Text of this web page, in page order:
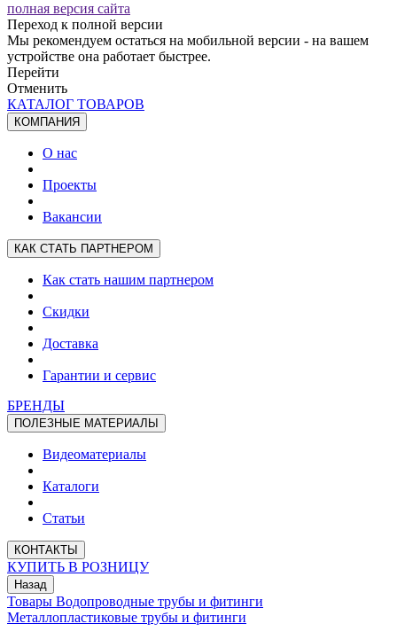
полная версия сайта
Переход к полной версии
Мы рекомендуем остаться на мобильной версии - на вашем
устройстве она работает быстрее.
Перейти
Отменить
КАТАЛОГ ТОВАРОВ
КОМПАНИЯ
О нас
Проекты
Вакансии
КАК СТАТЬ ПАРТНЕРОМ
Как стать нашим партнером
Скидки
Доставка
Гарантии и сервис
БРЕНДЫ
ПОЛЕЗНЫЕ МАТЕРИАЛЫ
Видеоматериалы
Каталоги
Статьи
КОНТАКТЫ
КУПИТЬ В РОЗНИЦУ
Назад
Товары Водопроводные трубы и фитинги
Металлопластиковые трубы и фитинги